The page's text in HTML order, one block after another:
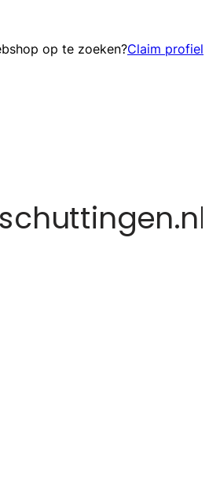
op te zoeken?Claim profiel